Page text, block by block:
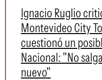
Ignacio Ruglio
Montevideo City
cuestionó un
Nacional: "No
nuevo"